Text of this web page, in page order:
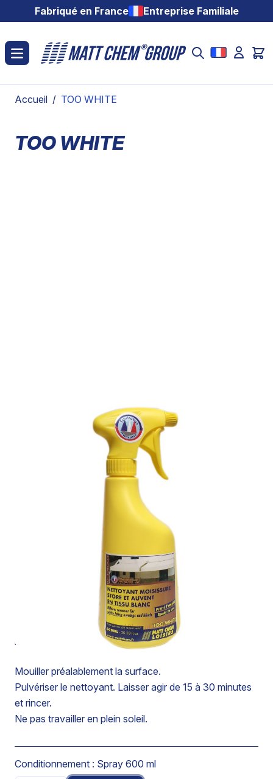
Aller au contenuFabriqué en France Entreprise Familiale
Accueil / TOO WHITE
TOO WHITE
DETACHANT MOISISSURE
POUR STORES ET
AUVENTS EN TISSU
DETACHANT MOISISSURE POUR STORES ET
AUVENTS EN TISSU
Enlève les piqûres de moisissure. Pulvériser en fines
couches sur la surface à traiter.
Dans le cas de tissus très fragiles ou colorés, il est
recommandé de faire un test de compatibilité au
préalable.
Mouiller préalablement la surface.
Pulvériser le nettoyant. Laisser agir de 15 à 30 minutes
et rincer.
Ne pas travailler en plein soleil.
Conditionnement : Spray 600 ml